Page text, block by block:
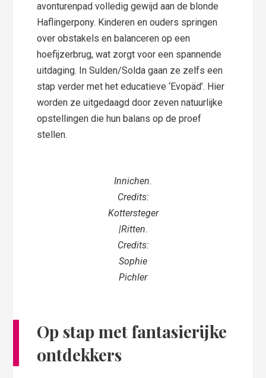
avonturenpad volledig gewijd aan de blonde
Haflingerpony. Kinderen en ouders springen
over obstakels en balanceren op een
hoefijzerbrug, wat zorgt voor een spannende
uitdaging. In Sulden/Solda gaan ze zelfs een
stap verder met het educatieve ‘Evopäd’. Hier
worden ze uitgedaagd door zeven natuurlijke
opstellingen die hun balans op de proef
stellen.
Innichen.
Credits:
Kottersteger
|Ritten.
Credits:
Sophie
Pichler
Op stap met fantasierijke
ontdekkers